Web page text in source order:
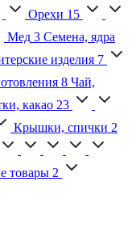
Орехи 15
Мед 3 Семена, ядра
изделия 7
8 Чай,
какао 23
Крышки, спички 2
товары 2